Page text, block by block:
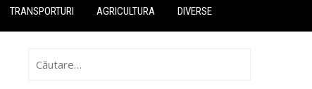
TRANSPORTURI AGRICULTURA DIVERSE
după: